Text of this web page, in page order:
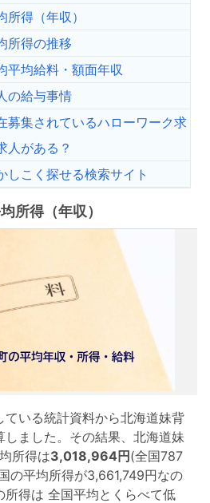
得（年収）
所得の推移
平均給料・額面年収
の給与事情
募集されているハローワーク求
人がある？
しこく探せる検索サイト
所得（年収）
いる統計資料から北海道妹背
ました。その結果、北海道妹
所得は3,018,964円(全国787
の平均所得が3,661,749円なの
所得は 全国平均とくらべて低